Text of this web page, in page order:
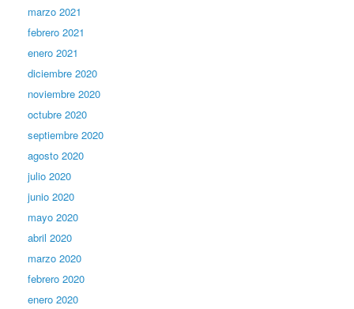
marzo 2021
febrero 2021
enero 2021
diciembre 2020
noviembre 2020
octubre 2020
septiembre 2020
agosto 2020
julio 2020
junio 2020
mayo 2020
abril 2020
marzo 2020
febrero 2020
enero 2020